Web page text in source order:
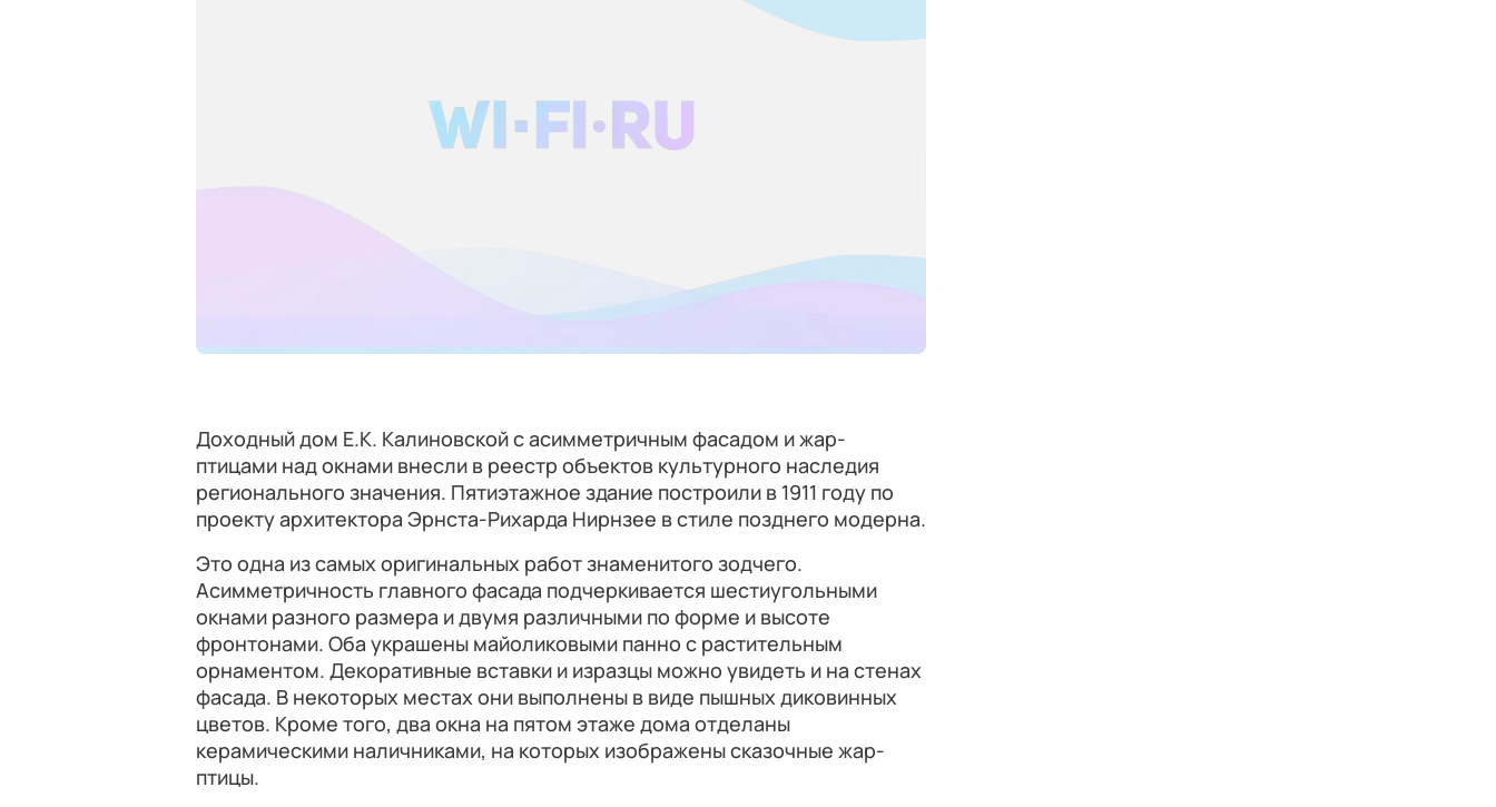
Доходный дом Е.К. Калиновской с асимметричным фасадом и жар-
птицами над окнами внесли в реестр объектов культурного наследия
регионального значения. Пятиэтажное здание построили в 1911 году по
проекту архитектора Эрнста-Рихарда Нирнзее в стиле позднего модерна.
Это одна из самых оригинальных работ знаменитого зодчего.
Асимметричность главного фасада подчеркивается шестиугольными
окнами разного размера и двумя различными по форме и высоте
фронтонами. Оба украшены майоликовыми панно с растительным
орнаментом. Декоративные вставки и изразцы можно увидеть и на стенах
фасада. В некоторых местах они выполнены в виде пышных диковинных
цветов. Кроме того, два окна на пятом этаже дома отделаны
керамическими наличниками, на которых изображены сказочные жар-
птицы.